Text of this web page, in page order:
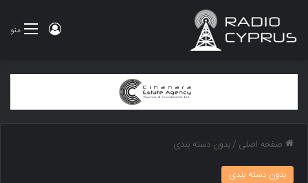
منو ورود
صفحه اصلی /بدون دسته بندی
بدون دسته بندی